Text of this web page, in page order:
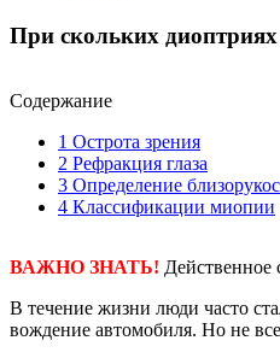
При скольких диоптриях
Содержание
1 Острота зрения
2 Рефракция глаза
3 Определение
4 Классификации миопии
ВАЖНО ЗНАТЬ! Действенное
В течение жизни люди часто
вождение автомобиля. Но не